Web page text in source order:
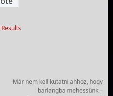
Már nem kell kutatni ahhoz, hogy
barlangba mehessünk –